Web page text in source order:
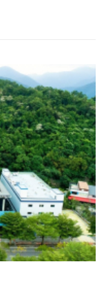
吸引旅客在淡季時